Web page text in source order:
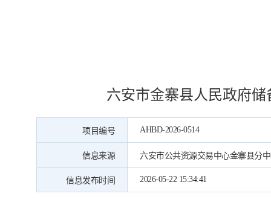
六安市金寨县人民政府
项目编号 AHBD-2026-0514
信息来源 六安市公共资源交易中心金寨县分
信息发布时间 2026-05-22 15:34:41